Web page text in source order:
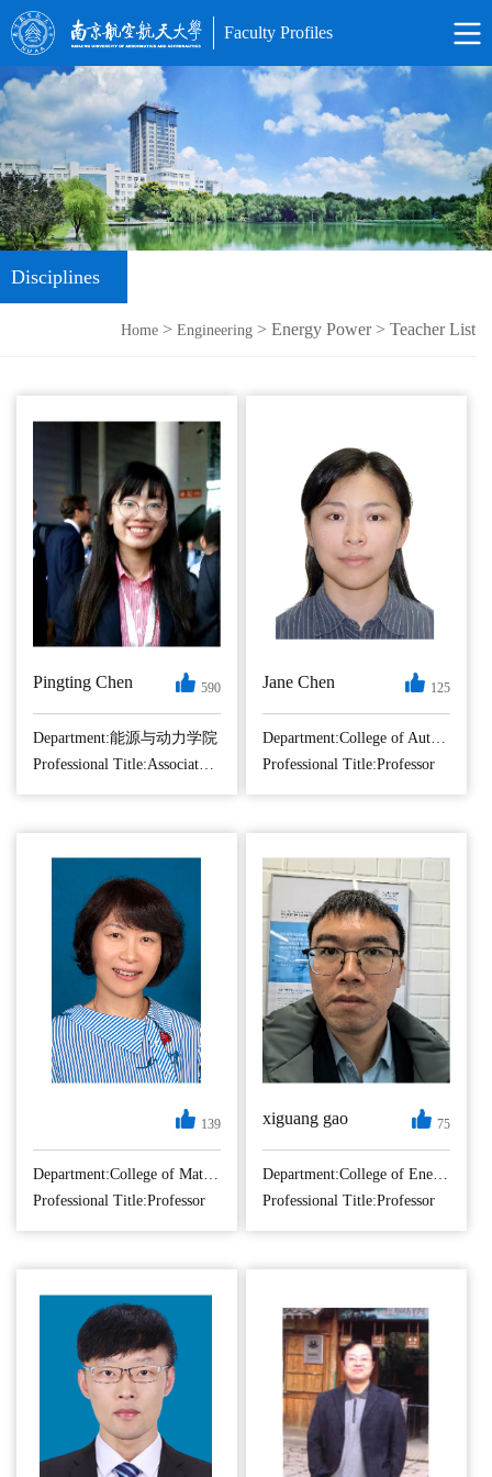
Faculty Profiles
Disciplines
Home > Engineering > Energy Power > Teacher List
个人简介： 陈娉
婷，1992年生，江
苏徐州人，博士，
燃烧传热与热能系
（205系）工作。 主
持国家自然科学基
金青年项目1项，并
以主要负责人身...
Pingting Chen 590
Department:能源与动力学院
陈乾宏，教授，博
航空航天大学获博
线电能传输技术、
磁集成技术、高功
率密度电能变换技
术、航空航天电源
系统、电力电子变
换中的磁传感技...
Jane Chen 125
Department:College of Automation Engineering
Professional Title:Professor
毕业于中国科学院
所，研究领域为电
锌碘电池、质子电
池、锂硫电池、锌
离子电池等。研究
方向包括纳米结构
复合电极材料、有
机电极材料、硅负
139
Department:College of Material Science and Technology
Professional Title:Professor
2016-现在： 南京航
师，教授 2010-
京航空航天大学，
博士后 2003-2008：
南京航空航天大
学，航空宇航推进
理论与工程，博士
1999-2003：南京航
xiguang gao 75
Department:College of Energy and Power Engineering
Professional Title:Professor